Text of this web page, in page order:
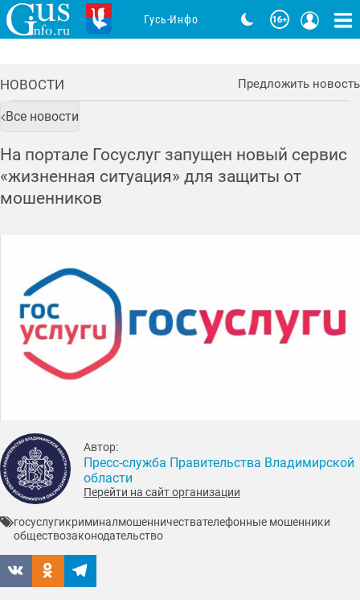
НОВОСТИ Предложить новость
Все новости
На портале Госуслуг запущен новый сервис
«жизненная ситуация» для защиты от
мошенников
Автор:
Пресс-служба Правительства Владимирской
области
Перейти на сайт организации
госуслугикриминалмошенничествателефонные мошенники
обществозаконодательство
Гусь-Инфо